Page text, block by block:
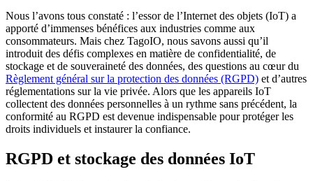
Nous l’avons tous constaté : l’essor de l’Internet des objets (IoT) a
apporté d’immenses bénéfices aux industries comme aux
consommateurs. Mais chez TagoIO, nous savons aussi qu’il
introduit des défis complexes en matière de confidentialité, de
stockage et de souveraineté des données, des questions au cœur du
Règlement général sur la protection des données (RGPD) et d’autres
réglementations sur la vie privée. Alors que les appareils IoT
collectent des données personnelles à un rythme sans précédent, la
conformité au RGPD est devenue indispensable pour protéger les
droits individuels et instaurer la confiance.
RGPD et stockage des données IoT